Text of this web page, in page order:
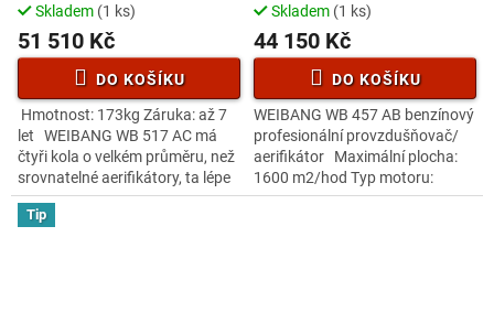
Skladem (1 ks)
51 510 Kč
DO KOŠÍKU
Hmotnost: 173kg Záruka: až 7
let WEIBANG WB 517 AC má
čtyři kola o velkém průměru, než
srovnatelné aerifikátory, ta lépe
rozkládají hmotnost stoje na
větší plochu. Proto
Skladem (1 ks)
44 150 Kč
DO KOŠÍKU
WEIBANG WB 457 AB benzínový
profesionální provzdušňovač/
aerifikátor Maximální plocha:
1600 m2/hod Typ motoru:
Briggs and Stratton, 750series
Tip